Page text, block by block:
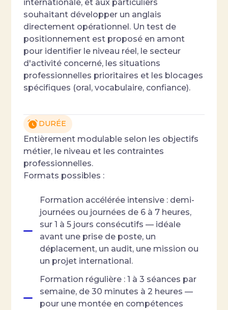
internationale, et aux particuliers
souhaitant développer un anglais
directement opérationnel. Un test de
positionnement est proposé en amont
pour identifier le niveau réel, le secteur
d'activité concerné, les situations
professionnelles prioritaires et les blocages
spécifiques (oral, vocabulaire, confiance).
DURÉE
Entièrement modulable selon les objectifs
métier, le niveau et les contraintes
professionnelles.
Formats possibles :
Formation accélérée intensive : demi-
journées ou journées de 6 à 7 heures,
sur 1 à 5 jours consécutifs — idéale
avant une prise de poste, un
déplacement, un audit, une mission ou
un projet international.
Formation régulière : 1 à 3 séances par
semaine, de 30 minutes à 2 heures —
pour une montée en compétences